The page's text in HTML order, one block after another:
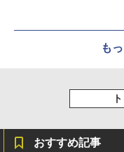
も
おすすめ記事